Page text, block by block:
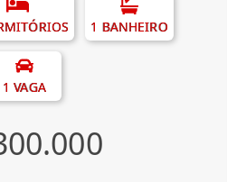
1 BANHEIRO
1 VAGA